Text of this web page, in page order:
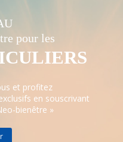
pour les
et profitez
en souscrivant
bienêtre »